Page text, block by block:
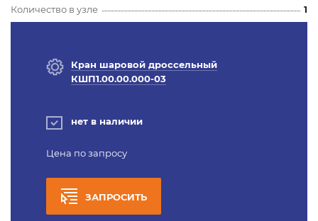
Количество в узле
1
Кран шаровой дроссельный
КШП1.00.00.000-03
нет в наличии
Цена по запросу
ЗАПРОСИТЬ